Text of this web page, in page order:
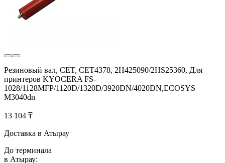
Резиновый вал, CET, CET4378, 2H425090/2HS25360, Для
принтеров KYOCERA FS-
1028/1128MFP/1120D/1320D/3920DN/4020DN,ECOSYS
M3040dn
13 104 ₸
Доставка в Атырау
До терминала
в Атырау: